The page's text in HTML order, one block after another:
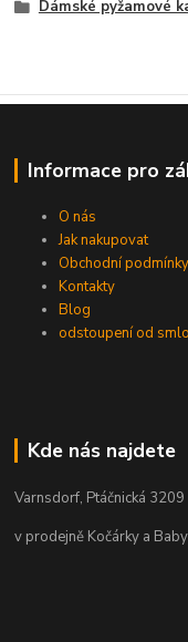
Dámské pyžamové
Informace pro
O nás
Jak nakupovat
Obchodní podmínky
Kontakty
Blog
odstoupení od
Kde nás najdete
Varnsdorf, Ptáčnická 3209
v prodejně Kočárky a